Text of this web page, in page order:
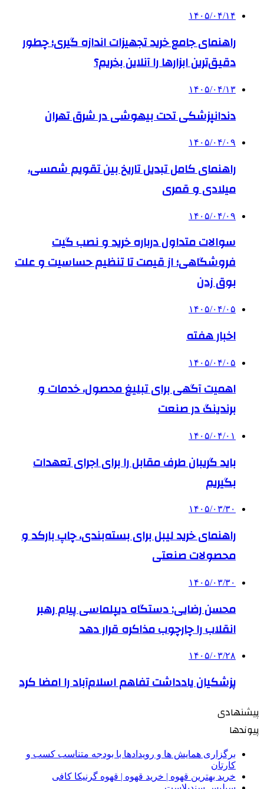
۱۴۰۵/۰۴/۱۴
راهنمای جامع خرید تجهیزات اندازه گیری؛ چطور
دقیق‌ترین ابزارها را آنلاین بخریم؟
۱۴۰۵/۰۴/۱۳
دندانپزشکی تحت بیهوشی در شرق تهران
۱۴۰۵/۰۴/۰۹
راهنمای کامل تبدیل تاریخ بین تقویم شمسی،
میلادی و قمری
۱۴۰۵/۰۴/۰۹
سوالات متداول درباره خرید و نصب گیت
فروشگاهی؛ از قیمت تا تنظیم حساسیت و علت
بوق زدن
۱۴۰۵/۰۴/۰۵
اخبار هفته
۱۴۰۵/۰۴/۰۵
اهمیت آگهی برای تبلیغ محصول، خدمات و
برندینگ در صنعت
۱۴۰۵/۰۴/۰۱
باید گریبان طرف مقابل را برای اجرای تعهدات
بگیریم
۱۴۰۵/۰۳/۳۰
راهنمای خرید لیبل برای بسته‌بندی، چاپ بارکد و
محصولات صنعتی
۱۴۰۵/۰۳/۳۰
محسن رضایی: دستگاه دیپلماسی پیام رهبر
انقلاب را چارچوب مذاکره قرار دهد
۱۴۰۵/۰۳/۲۸
پزشکیان یادداشت تفاهم اسلام‌آباد را امضا کرد
پیشنهادی
پیوندها
برگزاری همایش ها و رویدادها با بودجه متناسب کسب و
کارتان
خرید بهترین قهوه | خرید قهوه | قهوه گرنیکا کافی